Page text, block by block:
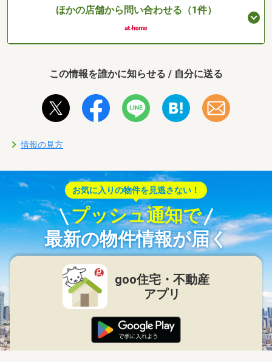
ほかの店舗から問い合わせる（1件）
この情報を誰かに知らせる / 自分に送る
情報の見方
お気に入りの物件を見逃さない！
プッシュ通知で
最新の物件情報が届く
goo住宅・不動産
アプリ